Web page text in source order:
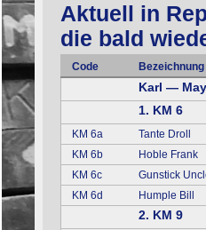
Aktuell in
die bald
Code Bezeichnung
Karl —
1. KM 6
KM 6a
Tante Droll
KM 6b
Hoble Frank
KM 6c
Gunstick
KM 6d
Humple Bill
2. KM 9